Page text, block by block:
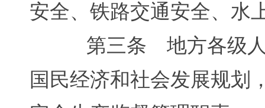
安全、铁路交通安全、水
第三条 地方各级人民
国民经济和社会发展规划